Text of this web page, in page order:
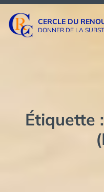
Aller
contenu
CERCLE DU
DONNER DE LA
Étiquette :